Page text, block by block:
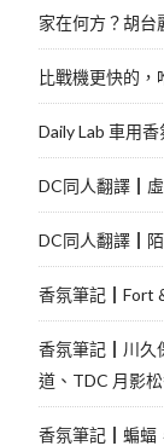
家在何方？胡台
比戰機更快的，
Daily Lab 車用香
DC同人翻譯┃
DC同人翻譯┃陌
香氛筆記┃Fort
香氛筆記┃川久
道、TDC 月影
香氛筆記┃蝙蝠